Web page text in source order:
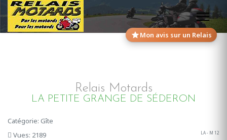
Mon avis sur un Relais
Relais Motards
LA PETITE GRANGE DE SÉDERON
Catégorie: Gîte
Vues: 2189
LA - M 12